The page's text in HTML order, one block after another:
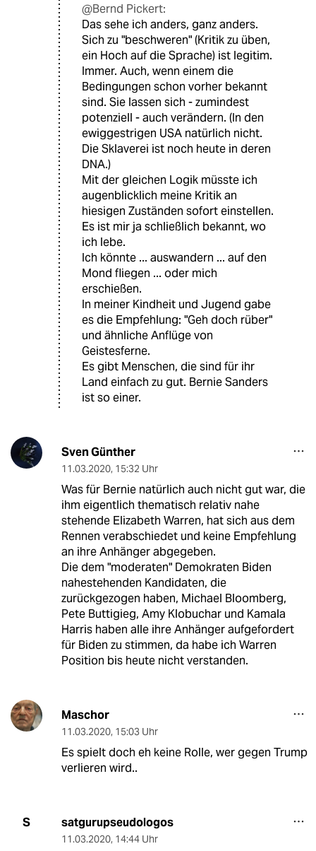
@Bernd Pickert:
Das sehe ich anders, ganz anders.
Sich zu "beschweren" (Kritik zu üben,
ein Hoch auf die Sprache) ist legitim.
Immer. Auch, wenn einem die
Bedingungen schon vorher bekannt
sind. Sie lassen sich - zumindest
potenziell - auch verändern. (In den
ewiggestrigen USA natürlich nicht.
Die Sklaverei ist noch heute in deren
DNA.)
Mit der gleichen Logik müsste ich
augenblicklich meine Kritik an
hiesigen Zuständen sofort einstellen.
Es ist mir ja schließlich bekannt, wo
ich lebe.
Ich könnte ... auswandern ... auf den
Mond fliegen ... oder mich
erschießen.
In meiner Kindheit und Jugend gabe
es die Empfehlung: "Geh doch rüber"
und ähnliche Anflüge von
Geistesferne.
Es gibt Menschen, die sind für ihr
Land einfach zu gut. Bernie Sanders
ist so einer.
Sven Günther
11.03.2020, 15:32 Uhr
Was für Bernie natürlich auch nicht gut war, die
ihm eigentlich thematisch relativ nahe
stehende Elizabeth Warren, hat sich aus dem
Rennen verabschiedet und keine Empfehlung
an ihre Anhänger abgegeben.
Die dem "moderaten" Demokraten Biden
nahestehenden Kandidaten, die
zurückgezogen haben, Michael Bloomberg,
Pete Buttigieg, Amy Klobuchar und Kamala
Harris haben alle ihre Anhänger aufgefordert
für Biden zu stimmen, da habe ich Warren
Position bis heute nicht verstanden.
Maschor
11.03.2020, 15:03 Uhr
Es spielt doch eh keine Rolle, wer gegen Trump
verlieren wird..
S satgurupseudologos
11.03.2020, 14:44 Uhr